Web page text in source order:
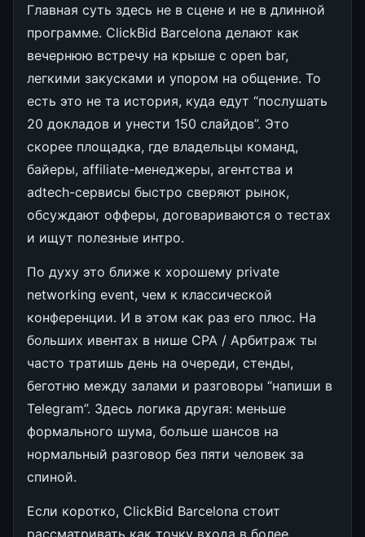
Главная суть здесь не в сцене и не в длинной
программе. ClickBid Barcelona делают как
вечернюю встречу на крыше с open bar,
легкими закусками и упором на общение. То
есть это не та история, куда едут “послушать
20 докладов и унести 150 слайдов”. Это
скорее площадка, где владельцы команд,
байеры, affiliate-менеджеры, агентства и
adtech-сервисы быстро сверяют рынок,
обсуждают офферы, договариваются о тестах
и ищут полезные интро.
По духу это ближе к хорошему private
networking event, чем к классической
конференции. И в этом как раз его плюс. На
больших ивентах в нише CPA / Арбитраж ты
часто тратишь день на очереди, стенды,
беготню между залами и разговоры “напиши в
Telegram”. Здесь логика другая: меньше
формального шума, больше шансов на
нормальный разговор без пяти человек за
спиной.
Если коротко, ClickBid Barcelona стоит
рассматривать как точку входа в более